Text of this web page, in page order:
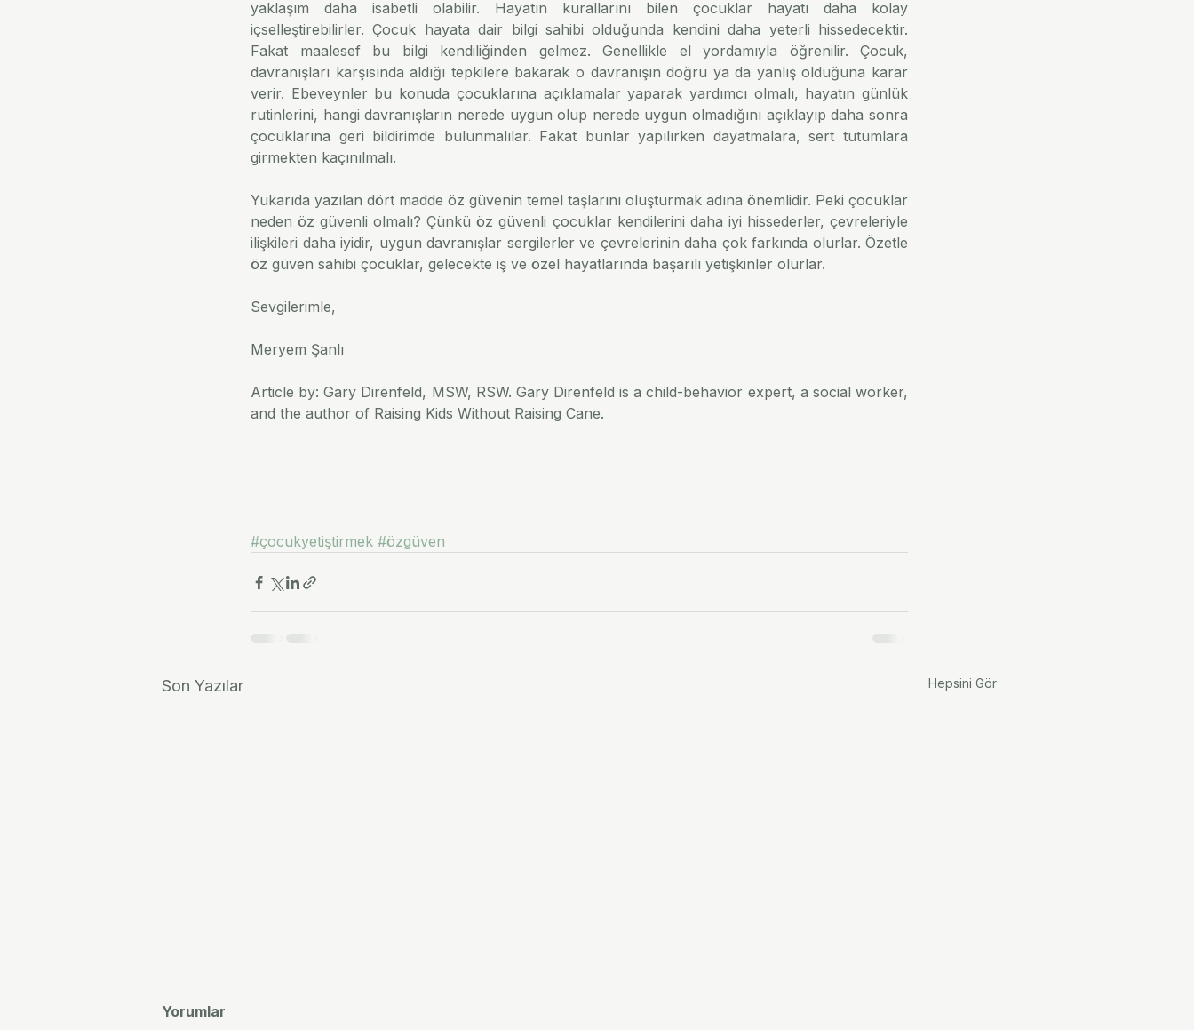
yaklaşım daha isabetli olabilir. Hayatın kurallarını bilen çocuklar hayatı daha kolay
içselleştirebilirler. Çocuk hayata dair bilgi sahibi olduğunda kendini daha yeterli hissedecektir.
Fakat maalesef bu bilgi kendiliğinden gelmez. Genellikle el yordamıyla öğrenilir. Çocuk,
davranışları karşısında aldığı tepkilere bakarak o davranışın doğru ya da yanlış olduğuna karar
verir. Ebeveynler bu konuda çocuklarına açıklamalar yaparak yardımcı olmalı, hayatın günlük
rutinlerini, hangi davranışların nerede uygun olup nerede uygun olmadığını açıklayıp daha sonra
çocuklarına geri bildirimde bulunmalılar. Fakat bunlar yapılırken dayatmalara, sert tutumlara
girmekten kaçınılmalı.
Yukarıda yazılan dört madde öz güvenin temel taşlarını oluşturmak adına önemlidir. Peki çocuklar
neden öz güvenli olmalı? Çünkü öz güvenli çocuklar kendilerini daha iyi hissederler, çevreleriyle
ilişkileri daha iyidir, uygun davranışlar sergilerler ve çevrelerinin daha çok farkında olurlar. Özetle
öz güven sahibi çocuklar, gelecekte iş ve özel hayatlarında başarılı yetişkinler olurlar.
Sevgilerimle,
Meryem Şanlı
Article by: Gary Direnfeld, MSW, RSW. Gary Direnfeld is a child-behavior expert, a social worker,
and the author of Raising Kids Without Raising Cane.
#çocukyetiştirmek #özgüven
Son Yazılar Hepsini Gör
Yorumlar